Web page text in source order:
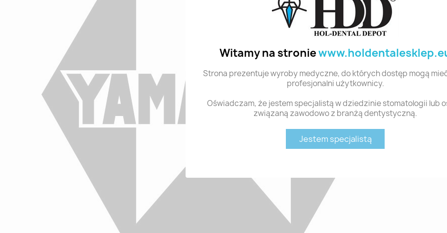
Witamy na stronie
Strona prezentuje wyroby medyczne, do których dostęp mogą
profesjonalni użytkownicy.
Oświadczam, że jestem specjalistą w dziedzinie stomatologii lub
związaną zawodowo z branżą dentystyczną.
Jestem specjalistą